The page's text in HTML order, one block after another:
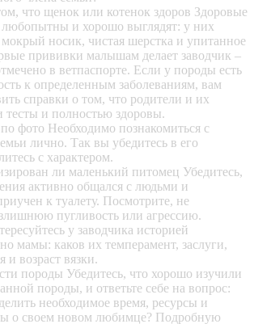
что щенок или котенок здоров Здоровые
и хорошо выглядят: у них
мокрый носик, чистая шерстка и упитанное
прививки малышам делает заводчик –
в ветпаспорте. Если у породы есть
к определенным заболеваниям, вам
справки о том, что родители и их
тесты и полностью здоровы.
фото Необходимо познакомиться с
лично. Так вы убедитесь в его
с характером.
ли маленький питомец Убедитесь,
активно общался с людьми и
к туалету. Посмотрите, не
пугливость или агрессию.
у заводчика историей
мамы: каков их темперамент, заслуги,
и возраст вязки.
породы Убедитесь, что хорошо изучили
породы, и ответьте себе на вопрос:
необходимое время, ресурсы и
о своем новом любимце? Подробную